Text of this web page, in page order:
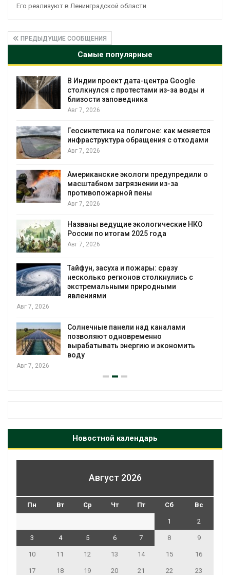
Его реализуют в Ленинградской области
ПРЕДЫДУЩИЕ СООБЩЕНИЯ
Самые популярные
Дождевая вода с крыш может помочь
городам переживать жару
Авг 7, 2026
строительство мусорных объектов и
уборку контейнерных площадок
Авг 7, 2026
Панамский канал вновь ограничивает
загрузку судов из-за дефицита пресной
воды
Авг 6, 2026
В китайской провинции Шэньси из-за
паводков эвакуировали более 140 тыс.
человек
МЕГА и ВкусВилл установили
экообменники для сбора вторсырья
Авг 6, 2026
воду из воздуха с помощью ветра
Авг 6, 2026
Новостной календарь
Август 2026
Пн Вт Ср Чт Пт Сб Вс
1 2
3 4 5 6 7 8 9
10 11 12 13 14 15 16
17 18 19 20 21 22 23